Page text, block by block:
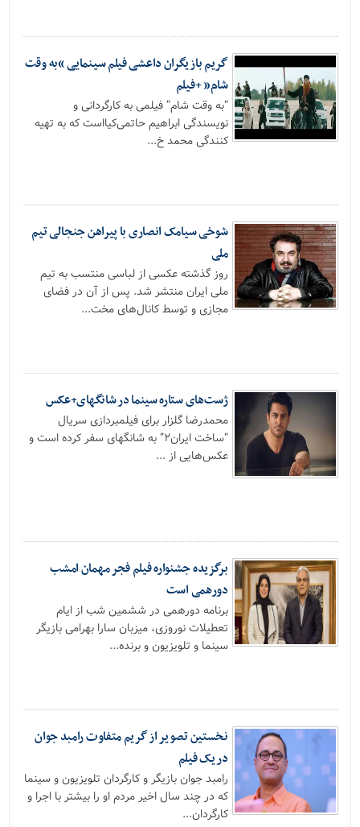
گریم بازیگران داعشی فیلم سینمایی “به وقت
شام” +فیلم
“به وقت شام” فیلمی به کارگردانی و
نویسندگی ابراهیم حاتمی‌کیااست که به تهیه
کنندگی محمد خ...
شوخی سیامک انصاری با پیراهن جنجالی تیم
ملی
روز گذشته عکسی از لباسی منتسب به تیم
ملی ایران منتشر شد. پس از آن در فضای
مجازی و توسط کانال‌های مخت...
ژست‌های ستاره سینما در شانگهای+عکس
محمدرضا گلزار برای فیلمبردازی سریال
“ساخت ایران۲” به شانگهای سفر کرده است و
عکس‌هایی از ...
برگزیده جشنواره فیلم فجر مهمان امشب
دورهمی است
برنامه دورهمی در ششمین شب از ایام
تعطیلات نوروزی، میزبان سارا بهرامی بازیگر
سینما و تلویزیون و برنده...
نخستین تصویر از گریم متفاوت رامبد جوان
در یک فیلم
رامبد جوان بازیگر و کارگردان تلویزیون و سینما
که در چند سال اخیر مردم او را بیشتر با اجرا و
کارگردان...